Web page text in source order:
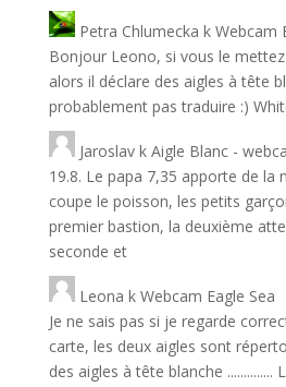
Petra Chlumecka k Webcam
Bonjour Leono, si vous le
alors il déclare des aigles à tête
probablement pas traduire :)
Jaroslavk Aigle Blanc -
19.8. Le papa 7,35 apporte de la
coupe le poisson, les petits
premier bastion, la deuxième
seconde et
Leona k Webcam Eagle Sea
Je ne sais pas si je regarde
carte, les deux aigles sont
des aigles à tête blanche ..............